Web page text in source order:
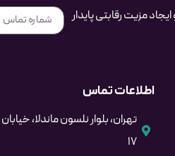
مزیت رقابتی پایدار
اطلاعات تماس
۱۷